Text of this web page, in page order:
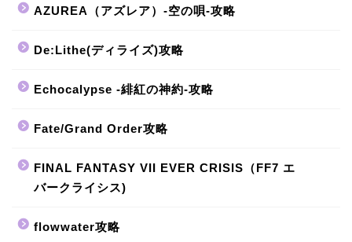
AZUREA（アズレア）-空の唄-攻略
De:Lithe(ディライズ)攻略
Echocalypse -緋紅の神約-攻略
Fate/Grand Order攻略
FINAL FANTASY VII EVER CRISIS（FF7 エ
バークライシス)
flowwater攻略